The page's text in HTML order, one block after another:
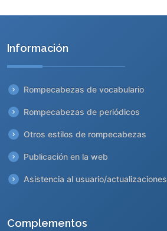
Información
Rompecabezas de vocabulario
Rompecabezas de periódicos
Otros estilos de rompecabezas
Publicación en la web
Asistencia al usuario/actualizaciones
Complementos